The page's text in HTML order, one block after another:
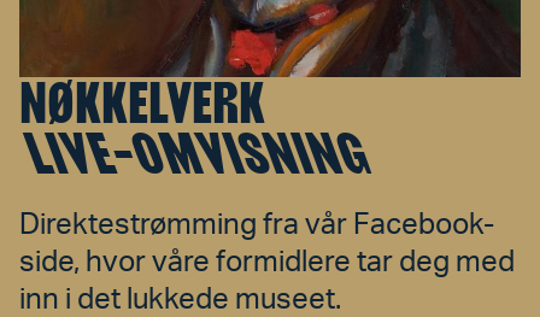
NØKKELVERK
LIVE-OMVISNING
Direktestrømming fra vår Facebook-
side, hvor våre formidlere tar deg med
inn i det lukkede museet.